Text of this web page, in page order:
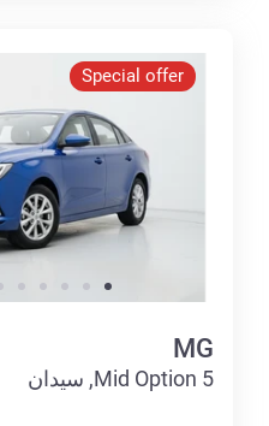
Special offer
MG
5 Mid Option, سيدان